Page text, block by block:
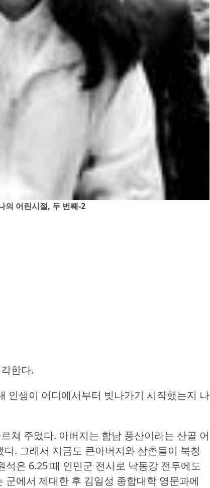
어린시절, 두 번째-2
한다.
인생이 어디에서부터 빗나가기 시작했는지 나
쳐 주었다. 아버지는 함남 풍산이라는 산골 어
다. 그래서 지금도 큰아버지와 삼촌들이 북청
석은 6.25 때 인민군 전사로 낙동강 전투에도
군에서 제대한 후 김일성 종합대학 영문과에